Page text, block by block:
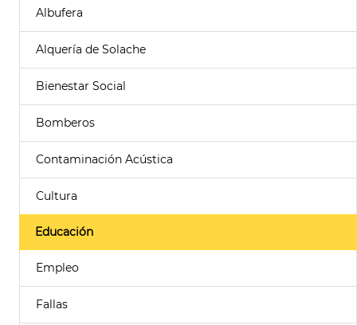
Albufera
Alquería de Solache
Bienestar Social
Bomberos
Contaminación Acústica
Cultura
Educación
Empleo
Fallas